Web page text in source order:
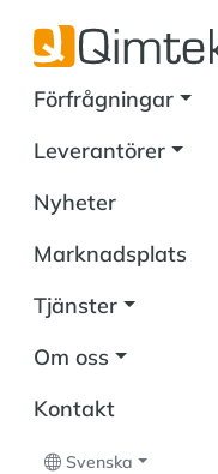
Förfrågningar
Leverantörer
Nyheter
Marknadsplats
Tjänster
Om oss
Kontakt
Svenska